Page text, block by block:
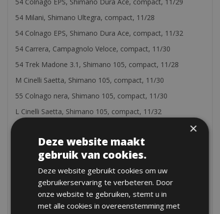
54 Milani, Shimano Ultegra, compact, 11/28
54 Colnago EPS, Shimano Dura Ace, compact, 11/32
54 Carrera, Campagnolo Veloce, compact, 11/30
54 Trek Madone 3.1, Shimano 105, compact, 11/28
M Cinelli Saetta, Shimano 105, compact, 11/30
55 Colnago nera, Shimano 105, compact, 11/30
L Cinelli Saetta, Shimano 105, compact, 11/32
56 Pinarello FP3, Campagnolo Centaur, comoact, 11/30
56 Trek Madone 5.5, Shimano Dura Ace, compact, 11/32
56 De Rosa Titanio, Campagnolo Record, triple crank
56 De Rosa Protos, Campagnolo Super Record, compact,
×
Deze website maakt
gebruik van cookies.
Deze website gebruikt cookies om uw
gebruikerservaring te verbeteren. Door
onze website te gebruiken, stemt u in
met alle cookies in overeenstemming met